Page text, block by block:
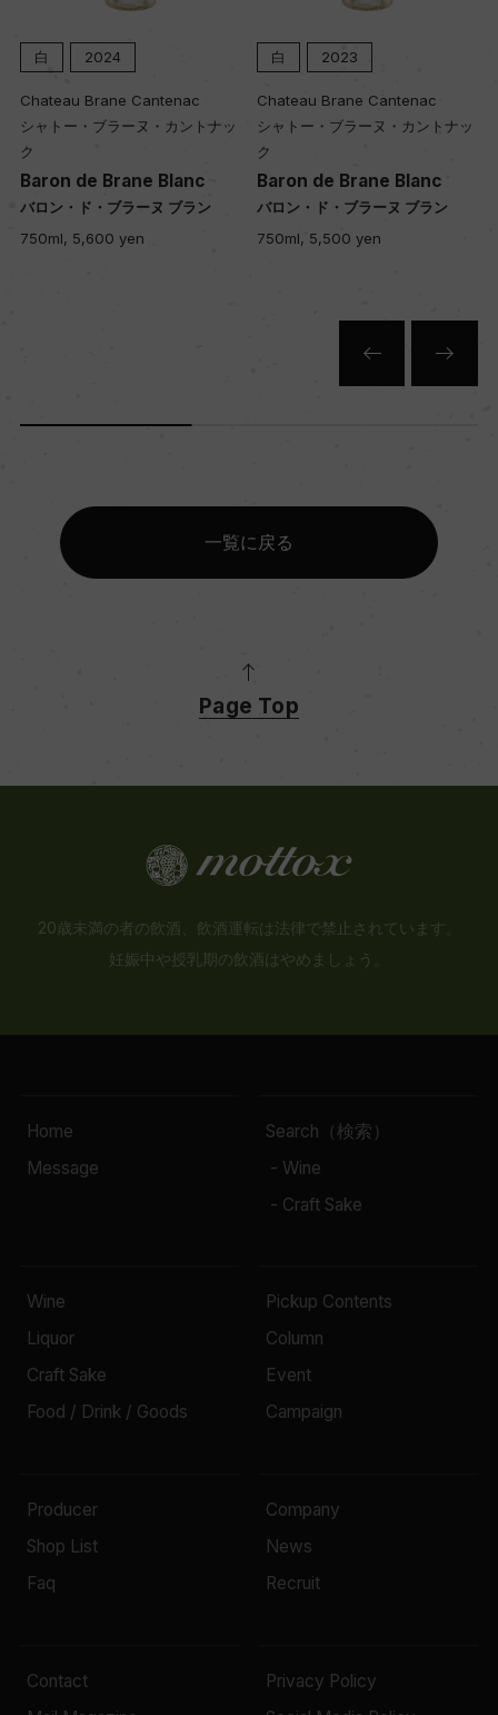
ー
入数
12
色
白 2024
Chateau Brane Cantenac
シャトー・ブラーヌ・カントナッ
ク
Baron de Brane Blanc
バロン・ド・ブラーヌ ブラン
750ml, 5,600 yen
白 2023
Chateau Brane Cantenac
シャトー・ブラーヌ・カントナッ
ク
Baron de Brane Blanc
バロン・ド・ブラーヌ ブラン
750ml, 5,500 yen
一覧に戻る
Page Top
20歳未満の者の飲酒、飲酒運転は法律で禁止されています。
妊娠中や授乳期の飲酒はやめましょう。
Home
Message
Search（検索）
- Wine
- Craft Sake
Wine
Liquor
Craft Sake
Food / Drink / Goods
Pickup Contents
Column
Event
Campaign
Producer
Shop List
Faq
Company
News
Recruit
Contact
Privacy Policy